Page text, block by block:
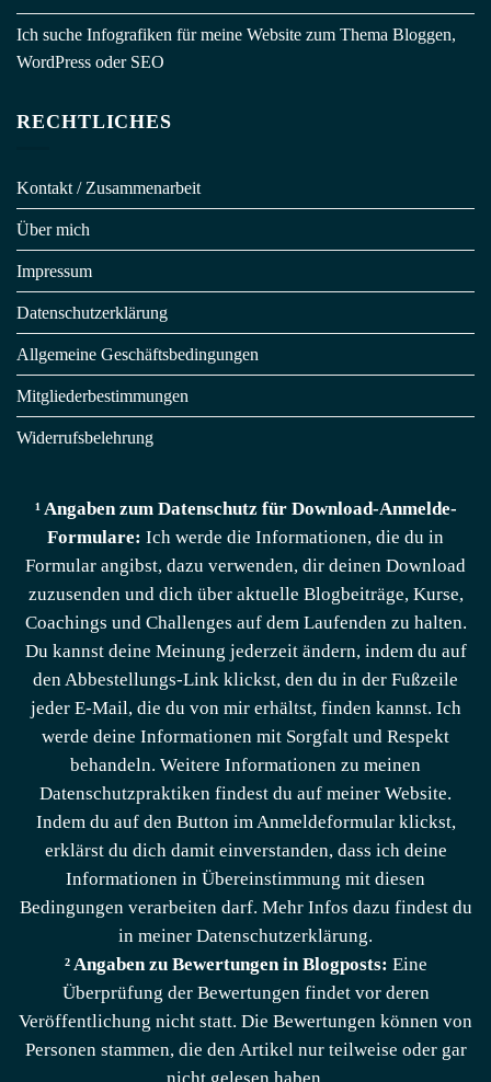
Ich suche Infografiken für meine Website zum Thema Bloggen,
WordPress oder SEO
RECHTLICHES
Kontakt / Zusammenarbeit
Über mich
Impressum
Datenschutzerklärung
Allgemeine Geschäftsbedingungen
Mitgliederbestimmungen
Widerrufsbelehrung
¹ Angaben zum Datenschutz für Download-Anmelde-
Formulare: Ich werde die Informationen, die du in
Formular angibst, dazu verwenden, dir deinen Download
zuzusenden und dich über aktuelle Blogbeiträge, Kurse,
Coachings und Challenges auf dem Laufenden zu halten.
Du kannst deine Meinung jederzeit ändern, indem du auf
den Abbestellungs-Link klickst, den du in der Fußzeile
jeder E-Mail, die du von mir erhältst, finden kannst. Ich
werde deine Informationen mit Sorgfalt und Respekt
behandeln. Weitere Informationen zu meinen
Datenschutzpraktiken findest du auf meiner Website.
Indem du auf den Button im Anmeldeformular klickst,
erklärst du dich damit einverstanden, dass ich deine
Informationen in Übereinstimmung mit diesen
Bedingungen verarbeiten darf. Mehr Infos dazu findest du
in meiner Datenschutzerklärung.
² Angaben zu Bewertungen in Blogposts: Eine
Überprüfung der Bewertungen findet vor deren
Veröffentlichung nicht statt. Die Bewertungen können von
Personen stammen, die den Artikel nur teilweise oder gar